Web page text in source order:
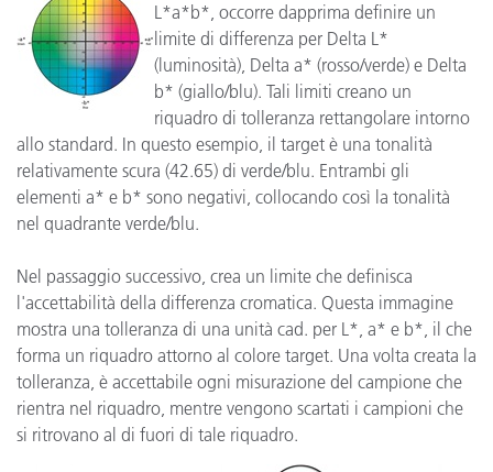
L*a*b*, occorre dapprima definire un
limite di differenza per Delta L*
(luminosità), Delta a* (rosso/verde) e Delta
b* (giallo/blu). Tali limiti creano un
riquadro di tolleranza rettangolare intorno
allo standard. In questo esempio, il target è una tonalità
relativamente scura (42.65) di verde/blu. Entrambi gli
elementi a* e b* sono negativi, collocando così la tonalità
nel quadrante verde/blu.
Nel passaggio successivo, crea un limite che definisca
l'accettabilità della differenza cromatica. Questa immagine
mostra una tolleranza di una unità cad. per L*, a* e b*, il che
forma un riquadro attorno al colore target. Una volta creata la
tolleranza, è accettabile ogni misurazione del campione che
rientra nel riquadro, mentre vengono scartati i campioni che
si ritrovano al di fuori di tale riquadro.